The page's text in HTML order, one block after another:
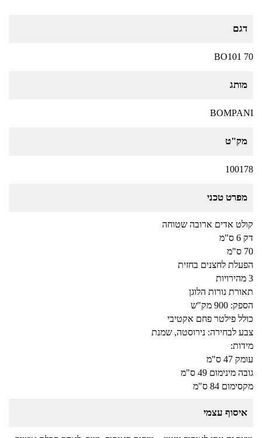
דגם
BO101 70
מותג
BOMPANI
מק"ט
100178
מפרט טכני
קולט אדים ארובה שטוחה
דק 6 ס"מ
70 ס"מ
הפעלת לחצנים בחזית
3 מהירויות
תאורת נורות הלוגן
הספק: 900 מק"ש
כולל פילטר פחם אקטיבי
צבע לבחירה: נירוסטה, שמנת
מידות:
עומק 47 ס"מ
גובה מינימום 49 ס"מ
מקסימום 84 ס"מ
איסוף עצמי